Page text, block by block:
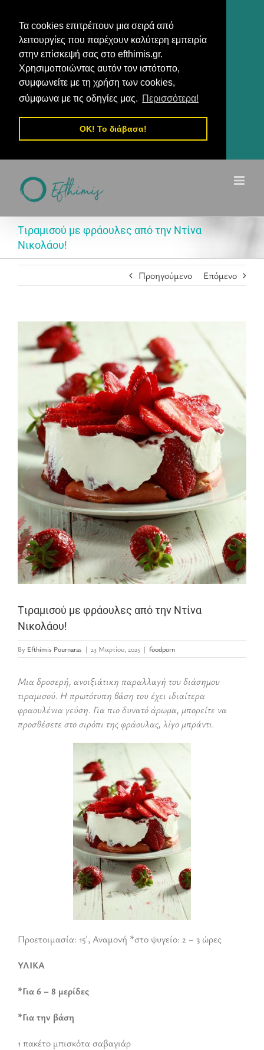
Τα cookies επιτρέπουν μια σειρά από
λειτουργίες που παρέχουν καλύτερη εμπειρία
στην επίσκεψή σας στο efthimis.gr.
Χρησιμοποιώντας αυτόν τον ιστότοπο,
συμφωνείτε με τη χρήση των cookies,
σύμφωνα με τις οδηγίες μας. Περισσότερα!
OK! Το διάβασα!
περιεχόμενο
Tιραμισού με φράουλες από την Ντίνα
Νικολάου!
Προηγούμενο Επόμενο
Προβολή
μεγαλύτερης
εικόνας
Tιραμισού με φράουλες από την Ντίνα
Νικολάου!
By Efthimis Pournaras | 23 Μαρτίου, 2025 | foodporn
Μια δροσερή, ανοιξιάτικη παραλλαγή του διάσημου
τιραμισού. Η πρωτότυπη βάση του έχει ιδιαίτερα
φραουλένια γεύση. Για πιο δυνατό άρωμα, μπορείτε να
προσθέσετε στο σιρόπι της φράουλας, λίγο μπράντι.
Προετοιμασία: 15΄, Αναμονή *στο ψυγείο: 2 – 3 ώρες
ΥΛΙΚΑ
*Για 6 – 8 μερίδες
*Για την βάση
1 πακέτο μπισκότα σαβαγιάρ